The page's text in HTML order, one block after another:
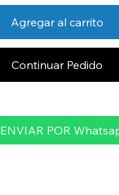
Agregar al carrito
Continuar Pedido
ENVIAR POR